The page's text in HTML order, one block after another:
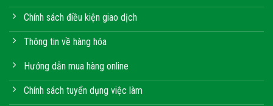
Chính sách điều kiện giao dịch
Thông tin về hàng hóa
Hướng dẫn mua hàng online
Chính sách tuyển dụng việc làm